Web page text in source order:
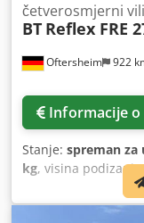
Oftersheim 922
četverosmjerni
BT Reflex FRE
Informacije o
Stanje: spreman
kg, visina